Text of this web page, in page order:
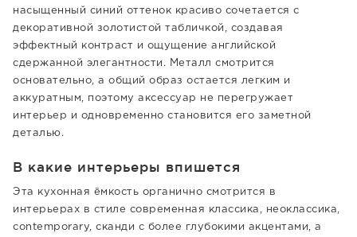
насыщенный синий оттенок красиво сочетается с
декоративной золотистой табличкой, создавая
эффектный контраст и ощущение английской
сдержанной элегантности. Металл смотрится
основательно, а общий образ остается легким и
аккуратным, поэтому аксессуар не перегружает
интерьер и одновременно становится его заметной
деталью.
В какие интерьеры впишется
Эта кухонная ёмкость органично смотрится в
интерьерах в стиле современная классика, неоклассика,
contemporary, сканди с более глубокими акцентами, а